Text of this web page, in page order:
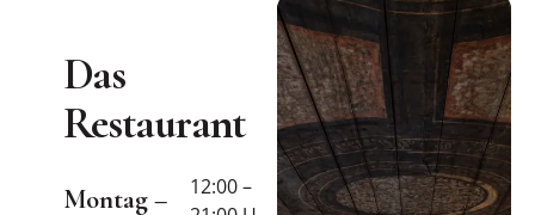
Das
Restaurant
Montag –
12:00 –